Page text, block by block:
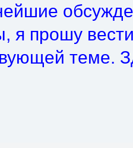
я прошу
теме.